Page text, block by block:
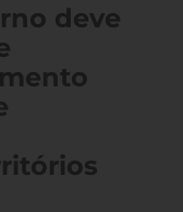
deve